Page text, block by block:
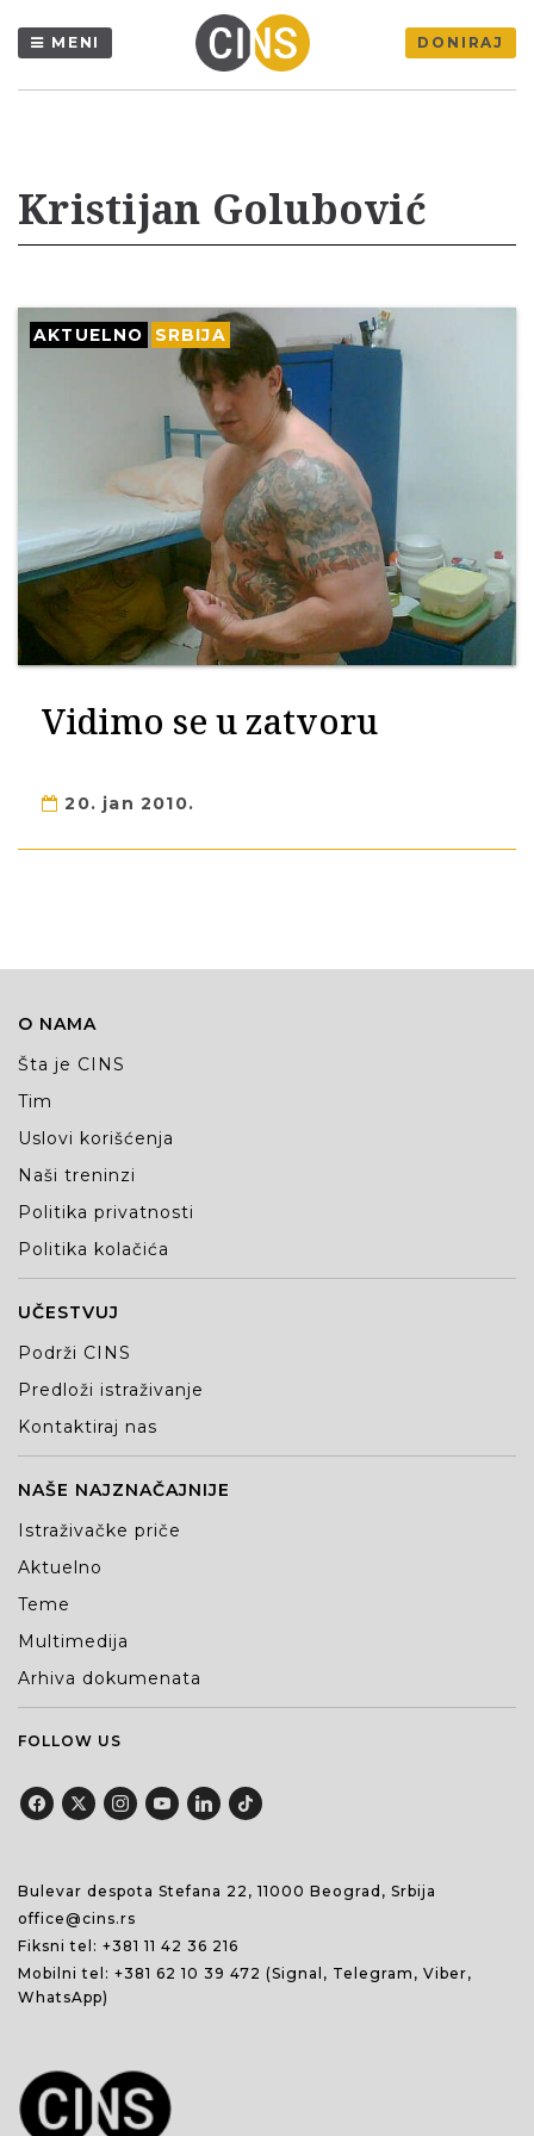
MENI DONIRAJ
Kristijan Golubović
AKTUELNO SRBIJA
Vidimo se u zatvoru
20. jan 2010.
O NAMA
Šta je CINS
Tim
Uslovi korišćenja
Naši treninzi
Politika privatnosti
Politika kolačića
UČESTVUJ
Podrži CINS
Predloži istraživanje
Kontaktiraj nas
NAŠE NAJZNAČAJNIJE
Istraživačke priče
Aktuelno
Teme
Multimedija
Arhiva dokumenata
FOLLOW US
Bulevar despota Stefana 22, 11000 Beograd, Srbija
office@cins.rs
Fiksni tel: +381 11 42 36 216
Mobilni tel: +381 62 10 39 472 (Signal, Telegram, Viber,
WhatsApp)